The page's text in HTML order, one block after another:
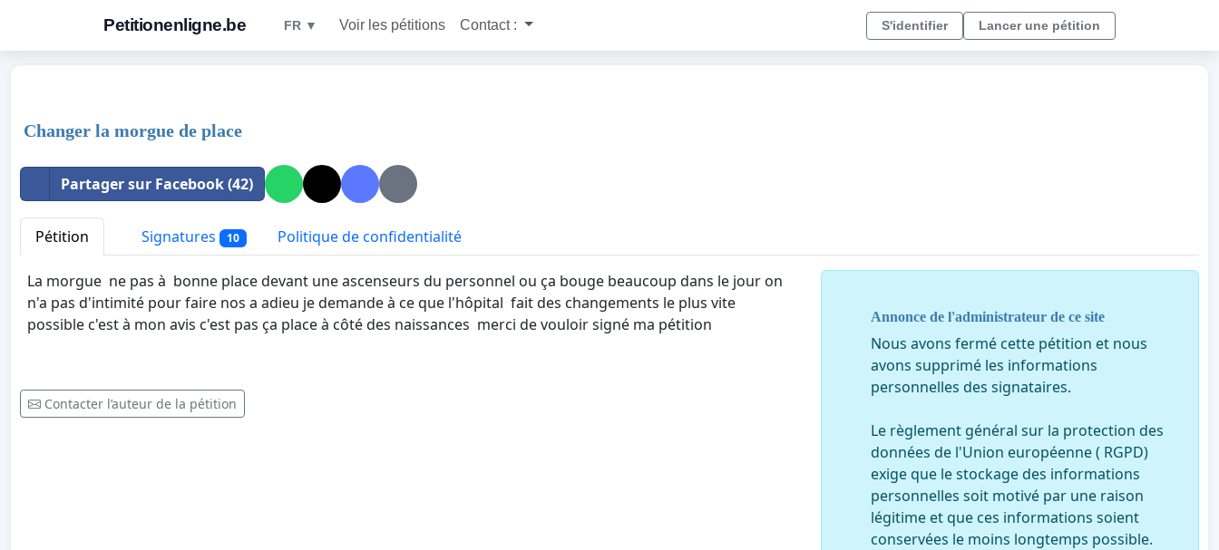
Petitionenligne.be FR ▼ Voir les pétitions Contact : S'identifier Lancer une pétition
Changer la morgue de place
Partager sur Facebook (42)
Pétition Signatures 10 Politique de confidentialité
La morgue ne pas à bonne place devant une ascenseurs du personnel ou ça bouge beaucoup dans le jour on
n'a pas d'intimité pour faire nos a adieu je demande à ce que l'hôpital fait des changements le plus vite
possible c'est à mon avis c'est pas ça place à côté des naissances merci de vouloir signé ma pétition
Contacter l’auteur de la pétition
Annonce de l'administrateur de ce site
Nous avons fermé cette pétition et nous
avons supprimé les informations
personnelles des signataires.
Le règlement général sur la protection des
données de l'Union européenne ( RGPD)
exige que le stockage des informations
personnelles soit motivé par une raison
légitime et que ces informations soient
conservées le moins longtemps possible.